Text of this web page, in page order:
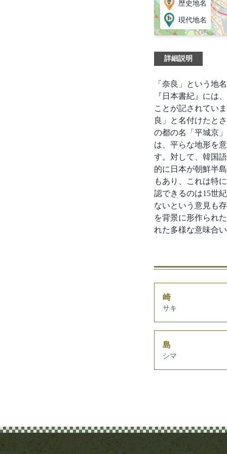
歴史地名
現代地名
詳細説明
「奈良」という地
『日本書紀』には
ことが記されてい
良」と名付けたと
の都の名「平城京
は、平らな地形を
す。対して、韓国
的に日本が朝鮮半
もあり、これは特
認できるのは15世
ないという意見も
を背景に形作られ
れた多様な意味合
崎
サキ
島
シマ